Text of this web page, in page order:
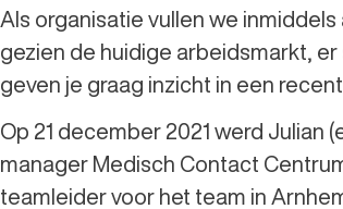
Als organisatie vullen we
gezien de huidige arbeidsmarkt,
geven je graag inzicht in een
Op 21 december 2021 werd Julian
manager Medisch Contact
teamleider voor het team in